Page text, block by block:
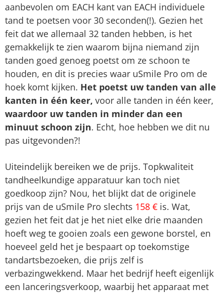
aanbevolen om EACH kant van EACH individuele
tand te poetsen voor 30 seconden(!). Gezien het
feit dat we allemaal 32 tanden hebben, is het
gemakkelijk te zien waarom bijna niemand zijn
tanden goed genoeg poetst om ze schoon te
houden, en dit is precies waar uSmile Pro om de
hoek komt kijken. Het poetst uw tanden van alle
kanten in één keer, voor alle tanden in één keer,
waardoor uw tanden in minder dan een
minuut schoon zijn. Echt, hoe hebben we dit nu
pas uitgevonden?!
Uiteindelijk bereiken we de prijs. Topkwaliteit
tandheelkundige apparatuur kan toch niet
goedkoop zijn? Nou, het blijkt dat de originele
prijs van de uSmile Pro slechts 158 € is. Wat,
gezien het feit dat je het niet elke drie maanden
hoeft weg te gooien zoals een gewone borstel, en
hoeveel geld het je bespaart op toekomstige
tandartsbezoeken, die prijs zelf is
verbazingwekkend. Maar het bedrijf heeft eigenlijk
een lanceringsverkoop, waarbij het apparaat met